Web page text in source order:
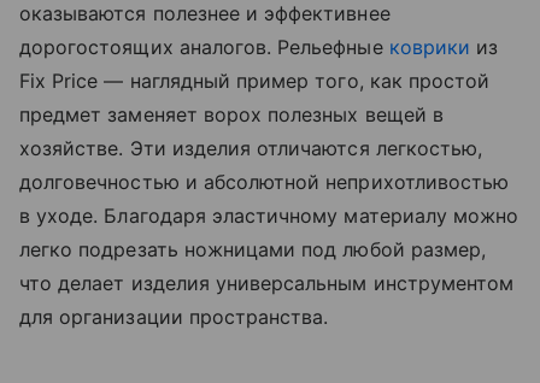
оказываются полезнее и эффективнее
дорогостоящих аналогов. Рельефные коврики из
Fix Price — наглядный пример того, как простой
предмет заменяет ворох полезных вещей в
хозяйстве. Эти изделия отличаются легкостью,
долговечностью и абсолютной неприхотливостью
в уходе. Благодаря эластичному материалу можно
легко подрезать ножницами под любой размер,
что делает изделия универсальным инструментом
для организации пространства.